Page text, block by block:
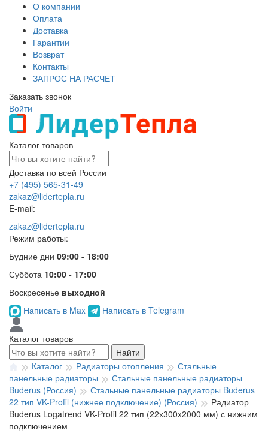
О компании
Оплата
Доставка
Гарантии
Возврат
Контакты
ЗАПРОС НА РАСЧЕТ
Заказать звонок
Войти
Каталог товаров
Доставка по всей России
+7 (495) 565-31-49
zakaz@lidertepla.ru
E-mail:
zakaz@lidertepla.ru
Режим работы:
Будние дни 09:00 - 18:00
Суббота 10:00 - 17:00
Воскресенье выходной
Написать в Max
Написать в Telegram
Каталог товаров
Найти
Каталог
Радиаторы отопления
Стальные
панельные радиаторы
Стальные панельные радиаторы
Buderus (Россия)
Стальные панельные радиаторы Buderus
22 тип VK-Profil (нижнее подключение) (Россия)
Радиатор
Buderus Logatrend VK-Profil 22 тип (22х300x2000 мм) с нижним
подключением